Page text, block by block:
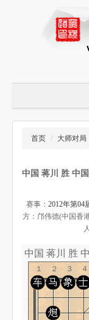
大师对局
象棋棋谱
残局破解
首页 / 大师对局
中国 蒋川 胜 中
赛事： 2012年第04
方：邝伟德(中国香
中国 蒋川 胜
１２３